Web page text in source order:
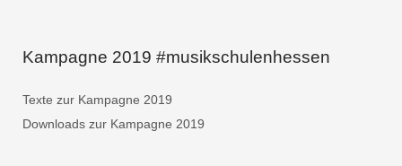
Kampagne 2019 #musikschulenhessen
Texte zur Kampagne 2019
Downloads zur Kampagne 2019